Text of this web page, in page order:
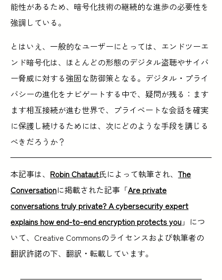
能性があるため、暗号化技術の継続的な進歩の必要性を
強調している。
とはいえ、一般的なユーザーにとっては、エンドツーエ
ンド暗号化は、ほとんどの形態のデジタル盗聴やサイバ
ー脅威に対する強固な防御策となる。デジタル・プライ
バシーの進化をナビゲートする中で、疑問が残る：ます
ます相互接続が進む世界で、プライベートな会話を確実
に保護し続けるためには、次にどのような手段を講じる
べきだろうか？
本記事は、 Robin Chataut氏によって執筆され、The
Conversationに掲載された記事「Are private
conversations truly private? A cybersecurity expert
explains how end-to-end encryption protects you 」につ
いて、Creative Commonsのライセンスおよび執筆者の
翻訳許諾の下、翻訳・転載しています。